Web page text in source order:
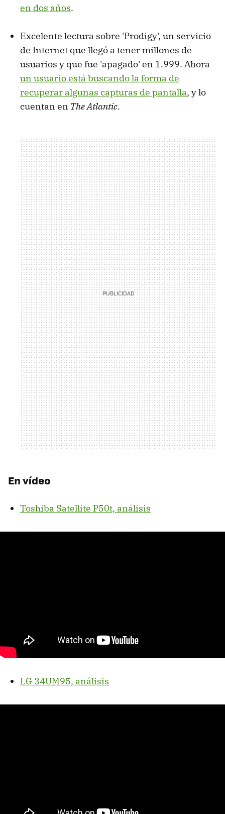
en dos años.
Excelente lectura sobre 'Prodigy', un servicio
de Internet que llegó a tener millones de
usuarios y que fue 'apagado' en 1.999. Ahora
un usuario está buscando la forma de
recuperar algunas capturas de pantalla, y lo
cuentan en The Atlantic.
En vídeo
Toshiba Satellite P50t, análisis
LG 34UM95, análisis